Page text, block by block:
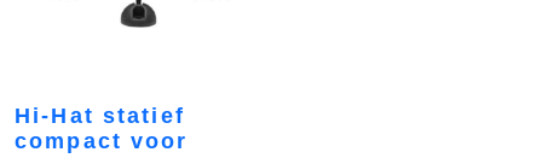
Hi-Hat statief
compact voor